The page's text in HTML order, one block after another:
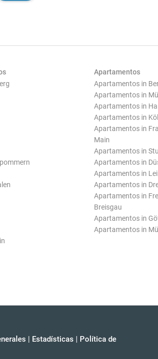
Apartamentos
Apartamentos in
Apartamentos in
Apartamentos in
Apartamentos in
Apartamentos in
Main
Apartamentos in
Apartamentos in
Apartamentos in
Apartamentos in
Apartamentos in
Breisgau
Apartamentos in
Apartamentos in
| Estadísticas | Política de